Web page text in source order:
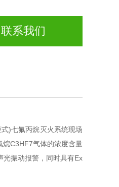
联系我们
)七氟丙烷灭火系统现场
C3HF7气体的浓度含量
光振动报警，同时具有Ex